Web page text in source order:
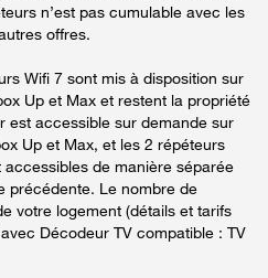
n’est pas cumulable avec les
offres.
Wifi 7 sont mis à disposition sur
Up et Max et restent la propriété
est accessible sur demande sur
Up et Max, et les 2 répéteurs
de manière séparée
précédente. Le nombre de
votre logement (détails et tarifs
Décodeur TV compatible : TV